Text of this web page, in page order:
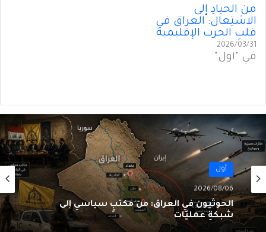
من الحيادِ إلى
الاشتِعال: العراق في
قلبِ الحرب الإقليمية
2026/03/31
في "أول"
أول
2026/08/06
الحوثيون في العراق: من مكتبٍ سياسي إلى
شبكةِ عمليّات